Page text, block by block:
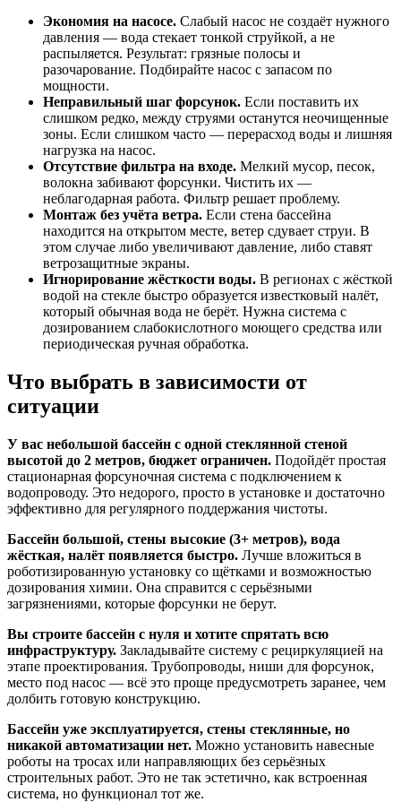
Экономия на насосе. Слабый насос не создаёт нужного
давления — вода стекает тонкой струйкой, а не
распыляется. Результат: грязные полосы и
разочарование. Подбирайте насос с запасом по
мощности.
Неправильный шаг форсунок. Если поставить их
слишком редко, между струями останутся неочищенные
зоны. Если слишком часто — перерасход воды и лишняя
нагрузка на насос.
Отсутствие фильтра на входе. Мелкий мусор, песок,
волокна забивают форсунки. Чистить их —
неблагодарная работа. Фильтр решает проблему.
Монтаж без учёта ветра. Если стена бассейна
находится на открытом месте, ветер сдувает струи. В
этом случае либо увеличивают давление, либо ставят
ветрозащитные экраны.
Игнорирование жёсткости воды. В регионах с жёсткой
водой на стекле быстро образуется известковый налёт,
который обычная вода не берёт. Нужна система с
дозированием слабокислотного моющего средства или
периодическая ручная обработка.
Что выбрать в зависимости от
ситуации
У вас небольшой бассейн с одной стеклянной стеной
высотой до 2 метров, бюджет ограничен. Подойдёт простая
стационарная форсуночная система с подключением к
водопроводу. Это недорого, просто в установке и достаточно
эффективно для регулярного поддержания чистоты.
Бассейн большой, стены высокие (3+ метров), вода
жёсткая, налёт появляется быстро. Лучше вложиться в
роботизированную установку со щётками и возможностью
дозирования химии. Она справится с серьёзными
загрязнениями, которые форсунки не берут.
Вы строите бассейн с нуля и хотите спрятать всю
инфраструктуру. Закладывайте систему с рециркуляцией на
этапе проектирования. Трубопроводы, ниши для форсунок,
место под насос — всё это проще предусмотреть заранее, чем
долбить готовую конструкцию.
Бассейн уже эксплуатируется, стены стеклянные, но
никакой автоматизации нет. Можно установить навесные
роботы на тросах или направляющих без серьёзных
строительных работ. Это не так эстетично, как встроенная
система, но функционал тот же.